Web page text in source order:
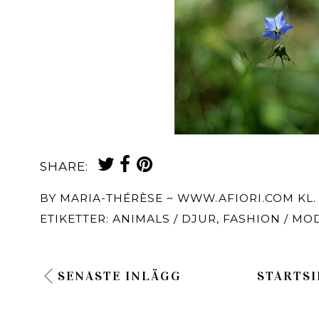
SHARE:
BY MARIA-THÉRÈSE ~ WWW.AFIORI.COM KL.
ETIKETTER: ANIMALS / DJUR, FASHION /
SENASTE INLÄGG